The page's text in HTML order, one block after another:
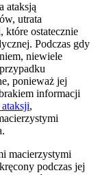
ataksją
utrata
które ostatecznie
Podczas gdy
niewiele
ponieważ jej
informacji
,
macierzystymi
podczas jej